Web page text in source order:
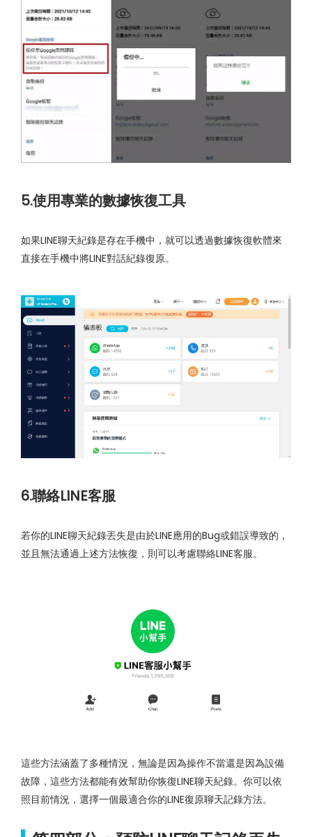
5.使用專業的數據恢復工具
如果LINE聊天紀錄是存在手機中，就可以透過數據恢復軟體來
直接在手機中將LINE對話紀錄復原。
6.聯絡LINE客服
若你的LINE聊天紀錄丟失是由於LINE應用的Bug或錯誤導致的，
並且無法通過上述方法恢復，則可以考慮聯絡LINE客服。
這些方法涵蓋了多種情況，無論是因為操作不當還是因為設備
故障，這些方法都能有效幫助你恢復LINE聊天紀錄。你可以依
照目前情況，選擇一個最適合你的LINE復原聊天記錄方法。